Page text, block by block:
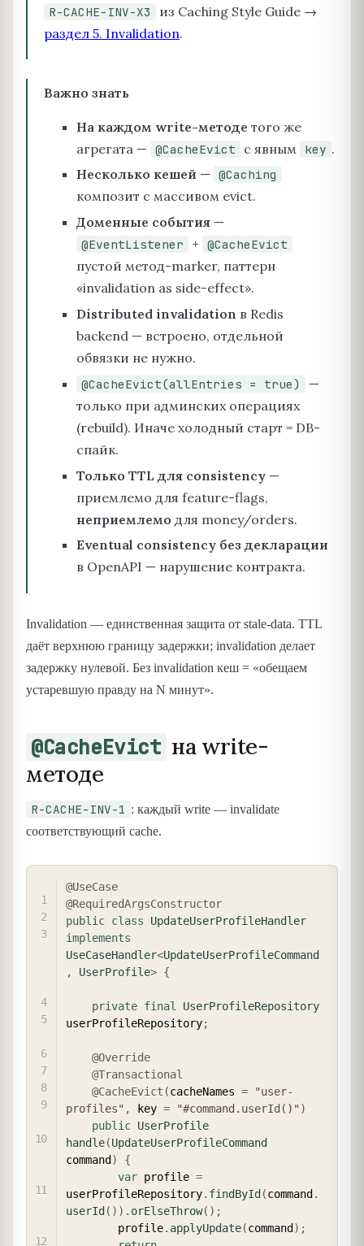
R-CACHE-INV-X3
из Caching Style Guide →
раздел 5. Invalidation.
Важно знать
На каждом write-методе того же
агрегата — @CacheEvict с явным key .
Несколько кешей — @Caching
композит с массивом evict.
Доменные события —
@EventListener + @CacheEvict
пустой метод-marker, паттерн
«invalidation as side-effect».
Distributed invalidation в Redis
backend — встроено, отдельной
обвязки не нужно.
@CacheEvict(allEntries = true)
—
только при админских операциях
(rebuild). Иначе холодный старт = DB-
спайк.
Только TTL для consistency —
приемлемо для feature-flags,
неприемлемо для money/orders.
Eventual consistency без декларации
в OpenAPI — нарушение контракта.
Invalidation — единственная защита от stale-data. TTL
даёт верхнюю границу задержки; invalidation делает
задержку нулевой. Без invalidation кеш = «обещаем
устаревшую правду на N минут».
@CacheEvict на write-
методе
R-CACHE-INV-1 : каждый write — invalidate
соответствующий cache.
@UseCase
@RequiredArgsConstructor
public class
UpdateUserProfileHandler
implements
UseCaseHandler<UpdateUserProfileCommand
,
UserProfile> {
private final
UserProfileRepository
userProfileRepository;
@Override
@Transactional
@CacheEvict (cacheNames =
"user-
profiles" , key = "#command.userId()")
public UserProfile
handle(UpdateUserProfileCommand
command )
{
var profile =
userProfileRepository. findById (command .
userId ( ) ) . orElseThrow( ) ;
        profile
. applyUpdate(command ) ;